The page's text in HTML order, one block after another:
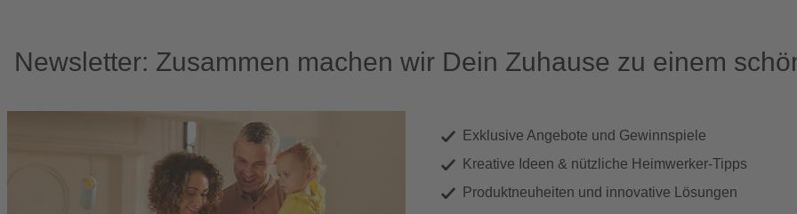
Newsletter: Zusammen machen wir Dein Zuhause zu einem
Exklusive Angebote und Gewinnspiele
Kreative Ideen & nützliche Heimwerker-Tipps
Produktneuheiten und innovative Lösungen